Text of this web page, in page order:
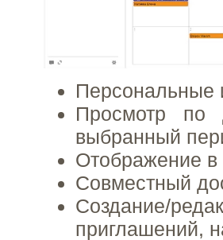
Персональные
Просмотр по
выбранный
Отображение в
Совместный
Создание/
приглашений,